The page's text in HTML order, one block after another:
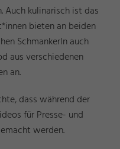
Auch kulinarisch ist das
bieten an beiden
Schmankerln auch
aus verschiedenen
an.
dass während der
für Presse- und
werden.